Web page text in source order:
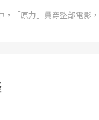
「原力」貫穿整部電影，